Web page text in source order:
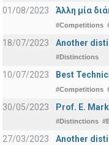
01/08/2023 Άλλη μία
#Competitions
18/07/2023 Another
#Distinctions
10/07/2023 Best
#Competitions
30/05/2023 Prof. E.
#Distinctions
27/03/2023 Another